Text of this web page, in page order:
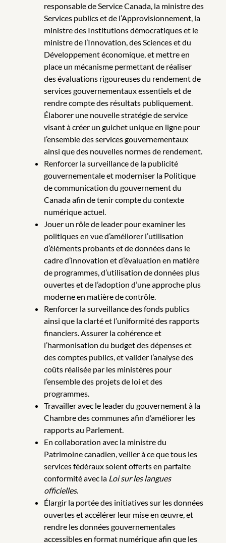
responsable de Service Canada, la ministre des
Services publics et de l’Approvisionnement, la
ministre des Institutions démocratiques et le
ministre de l’Innovation, des Sciences et du
Développement économique, et mettre en
place un mécanisme permettant de réaliser
des évaluations rigoureuses du rendement de
services gouvernementaux essentiels et de
rendre compte des résultats publiquement.
Élaborer une nouvelle stratégie de service
visant à créer un guichet unique en ligne pour
l’ensemble des services gouvernementaux
ainsi que des nouvelles normes de rendement.
Renforcer la surveillance de la publicité
gouvernementale et moderniser la Politique
de communication du gouvernement du
Canada afin de tenir compte du contexte
numérique actuel.
Jouer un rôle de leader pour examiner les
politiques en vue d’améliorer l’utilisation
d’éléments probants et de données dans le
cadre d’innovation et d’évaluation en matière
de programmes, d’utilisation de données plus
ouvertes et de l’adoption d’une approche plus
moderne en matière de contrôle.
Renforcer la surveillance des fonds publics
ainsi que la clarté et l’uniformité des rapports
financiers. Assurer la cohérence et
l’harmonisation du budget des dépenses et
des comptes publics, et valider l’analyse des
coûts réalisée par les ministères pour
l’ensemble des projets de loi et des
programmes.
Travailler avec le leader du gouvernement à la
Chambre des communes afin d’améliorer les
rapports au Parlement.
En collaboration avec la ministre du
Patrimoine canadien, veiller à ce que tous les
services fédéraux soient offerts en parfaite
conformité avec la Loi sur les langues
officielles.
Élargir la portée des initiatives sur les données
ouvertes et accélérer leur mise en œuvre, et
rendre les données gouvernementales
accessibles en format numérique afin que les